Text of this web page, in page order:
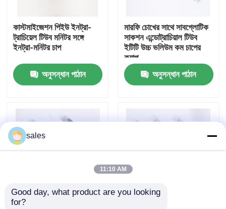
কারখানা ভ্রমণ
মান নিয়ন্ত্রণ
আমাদের সাথে যোগাযোগ করুন
উদ্ধৃতির জন্য আবেদন
ল্যারিঞ্জিয়াল মাস্ক এয়ারওয়ে
কাস্টমাইজেশন পিইউ ইনট্রা-
ট্রাচিয়েল টিউব মনিটর সঙ্গে
ইনট্রা-মনিটর চাপ
অনুসন্ধান পাঠান
মারফি চোখের সাথে সাবগ্লোটিক
সাকশন এন্ডোট্রাচিয়াল টিউব
ইটিটি উচ্চ ভলিউম কম চাপের
ক্যাপ
অনুসন্ধান পাঠান
মেডিকেল গ্রেড পিভিসি
sales
11:10 AM
Good day, what product are you looking
for?